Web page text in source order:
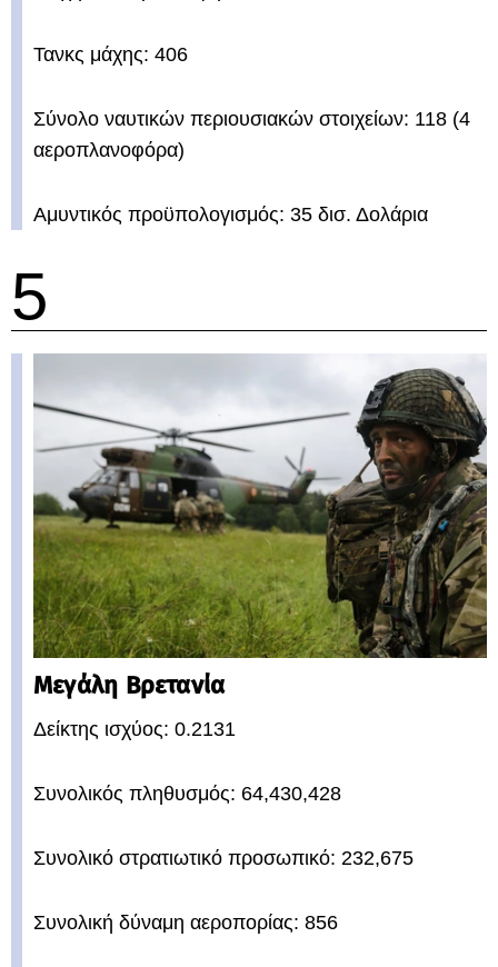
Τανκς μάχης: 406
Σύνολο ναυτικών περιουσιακών στοιχείων: 118 (4
αεροπλανοφόρα)
Αμυντικός προϋπολογισμός: 35 δισ. Δολάρια
5
Μεγάλη Βρετανία
Δείκτης ισχύος: 0.2131
Συνολικός πληθυσμός: 64,430,428
Συνολικό στρατιωτικό προσωπικό: 232,675
Συνολική δύναμη αεροπορίας: 856